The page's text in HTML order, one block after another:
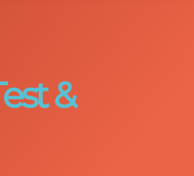
&